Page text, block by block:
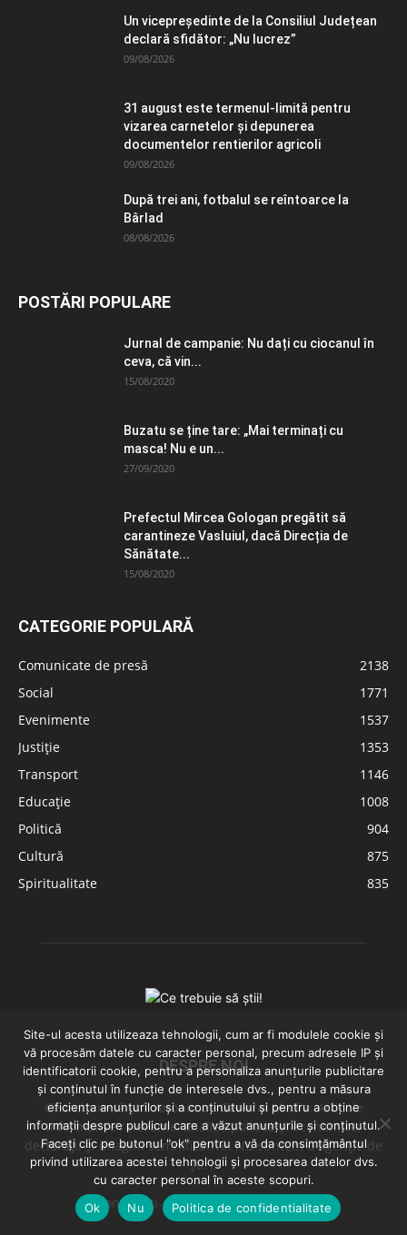
Un vicepreședinte de la Consiliul Județean
declară sfidător: „Nu lucrez”
09/08/2026
31 august este termenul-limită pentru
vizarea carnetelor și depunerea
documentelor rentierilor agricoli
09/08/2026
După trei ani, fotbalul se reîntoarce la
Bârlad
08/08/2026
POSTĂRI POPULARE
Jurnal de campanie: Nu dați cu ciocanul în
ceva, că vin...
15/08/2020
Buzatu se ține tare: „Mai terminați cu
masca! Nu e un...
27/09/2020
Prefectul Mircea Gologan pregătit să
carantineze Vasluiul, dacă Direcția de
Sănătate...
15/08/2020
CATEGORIE POPULARĂ
Comunicate de presă
2138
Social
1771
Evenimente
1537
Justiție
1353
Transport
1146
Educație
1008
Politică
904
Cultură
875
Spiritualitate
835
DESPRE NOI
Ce trebuie să știi! Anonimus General Media: Articole
informative relevante, analize politice și economice,
declarații și imagini semnificative. Nu suntem o agenție de
știri.
Contactați-ne:contact@vasluiazi.ro
Site-ul acesta utilizeaza tehnologii, cum ar fi modulele cookie și
vă procesăm datele cu caracter personal, precum adresele IP și
identificatorii cookie, pentru a personaliza anunțurile publicitare
și conținutul în funcție de interesele dvs., pentru a măsura
eficiența anunțurilor și a conținutului și pentru a obține
informații despre publicul care a văzut anunțurile și conținutul.
Faceți clic pe butonul "ok" pentru a vă da consimțământul
privind utilizarea acestei tehnologii și procesarea datelor dvs.
cu caracter personal în aceste scopuri.
Ok
Nu Politica de confidentialitate